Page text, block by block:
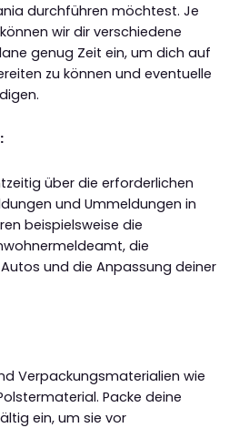
durchführen möchtest. Je
wir dir verschiedene
genug Zeit ein, um dich auf
zu können und eventuelle
über die erforderlichen
und Ummeldungen in
beispielsweise die
die
und die Anpassung deiner
Verpackungsmaterialien wie
Packe deine
ein, um sie vor